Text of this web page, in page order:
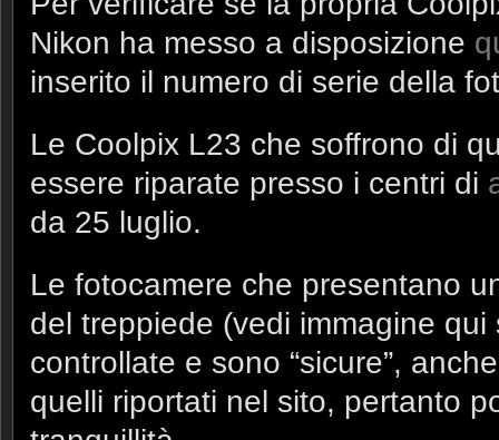
Nikon ha messo a disposizione
inserito il numero di serie della
Le Coolpix L23 che soffrono di
essere riparate presso i centri di
da 25 luglio.
Le fotocamere che presentano
del treppiede (vedi immagine
controllate e sono “sicure”,
quelli riportati nel sito, pertanto